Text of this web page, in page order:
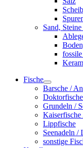
Sand,
Fische
Barsche /
Grundeln /
Lippfische
Seenadeln /
sonstige